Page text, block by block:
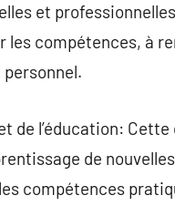
et
les compétences, à
de l’éducation:
de
compétences